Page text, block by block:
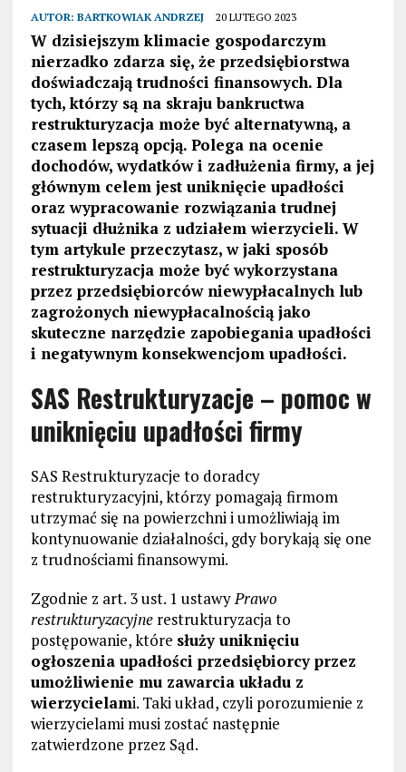
AUTOR: BARTKOWIAK ANDRZEJ 20 LUTEGO 2023
W dzisiejszym klimacie gospodarczym
nierzadko zdarza się, że przedsiębiorstwa
doświadczają trudności finansowych. Dla
tych, którzy są na skraju bankructwa
restrukturyzacja może być alternatywną, a
czasem lepszą opcją. Polega na ocenie
dochodów, wydatków i zadłużenia firmy, a jej
głównym celem jest uniknięcie upadłości
oraz wypracowanie rozwiązania trudnej
sytuacji dłużnika z udziałem wierzycieli. W
tym artykule przeczytasz, w jaki sposób
restrukturyzacja może być wykorzystana
przez przedsiębiorców niewypłacalnych lub
zagrożonych niewypłacalnością jako
skuteczne narzędzie zapobiegania upadłości
i negatywnym konsekwencjom upadłości.
SAS Restrukturyzacje – pomoc w
uniknięciu upadłości firmy
SAS Restrukturyzacje to doradcy
restrukturyzacyjni, którzy pomagają firmom
utrzymać się na powierzchni i umożliwiają im
kontynuowanie działalności, gdy borykają się one
z trudnościami finansowymi.
Zgodnie z art. 3 ust. 1 ustawyPrawo
restrukturyzacyjnerestrukturyzacja to
postępowanie, które służy uniknięciu
ogłoszenia upadłości przedsiębiorcy przez
umożliwienie mu zawarcia układu z
wierzycielami. Taki układ, czyli porozumienie z
wierzycielami musi zostać następnie
zatwierdzone przez Sąd.